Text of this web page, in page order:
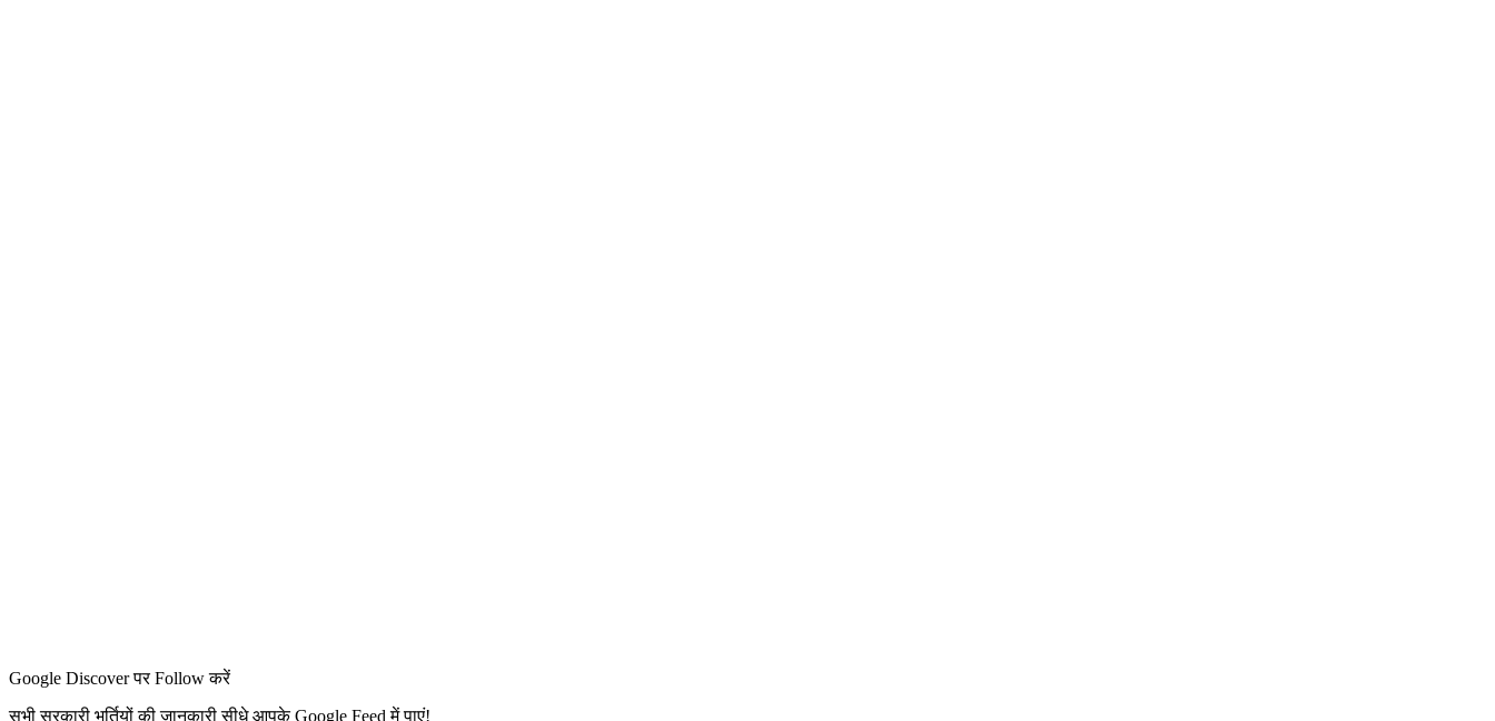
Google Discover पर Follow करें
सभी सरकारी भर्तियों की जानकारी सीधे आपके Google Feed में पाएं!